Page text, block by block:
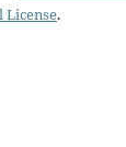
License.